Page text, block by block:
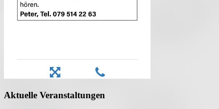
Aktuelle Veranstaltungen